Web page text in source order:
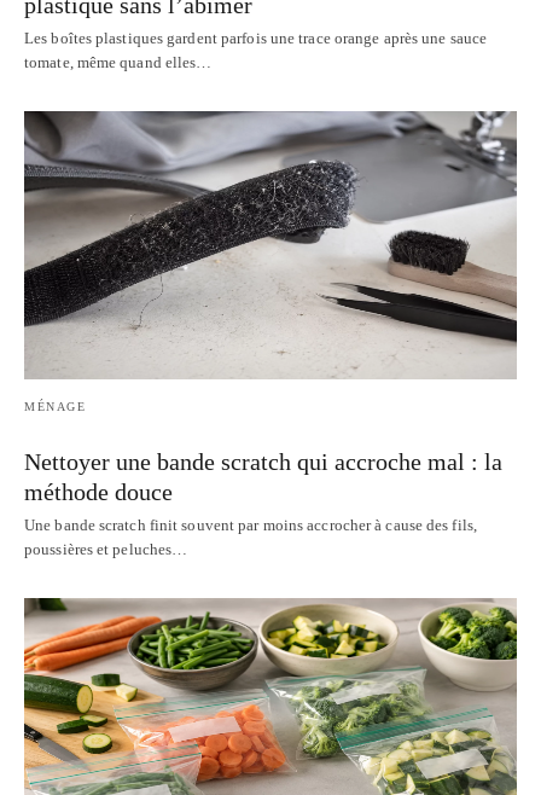
Les boîtes plastiques gardent parfois une trace orange après une sauce
tomate, même quand elles…
MÉNAGE
Nettoyer une bande scratch qui accroche mal : la
méthode douce
Une bande scratch finit souvent par moins accrocher à cause des fils,
poussières et peluches…